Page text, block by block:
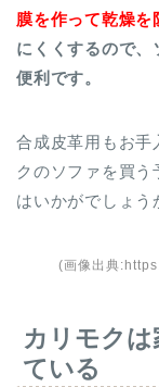
膜を作って乾燥を
にくくするので
便利です。
合成皮革用もお手
クのソファを買
はいかがでしょう
(画像出典
カリモク
ている